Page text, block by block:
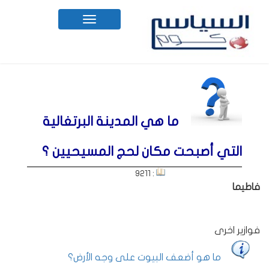
Toggle
navigation
ما هي المدينة البرتغالية
التي أصبحت مكان لحج المسيحيين ؟
: 9211
فاطيما
فوازير اخرى
ما هو أضعف البيوت على وجه الأرض؟